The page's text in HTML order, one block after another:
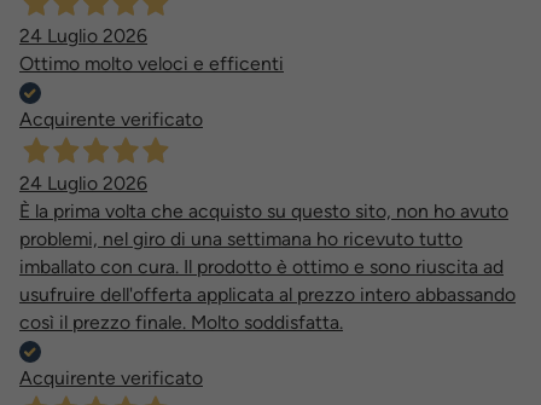
24 Luglio 2026
Ottimo molto veloci e efficenti
Acquirente verificato
24 Luglio 2026
È la prima volta che acquisto su questo sito, non ho avuto
problemi, nel giro di una settimana ho ricevuto tutto
imballato con cura. Il prodotto è ottimo e sono riuscita ad
usufruire dell'offerta applicata al prezzo intero abbassando
così il prezzo finale. Molto soddisfatta.
Acquirente verificato